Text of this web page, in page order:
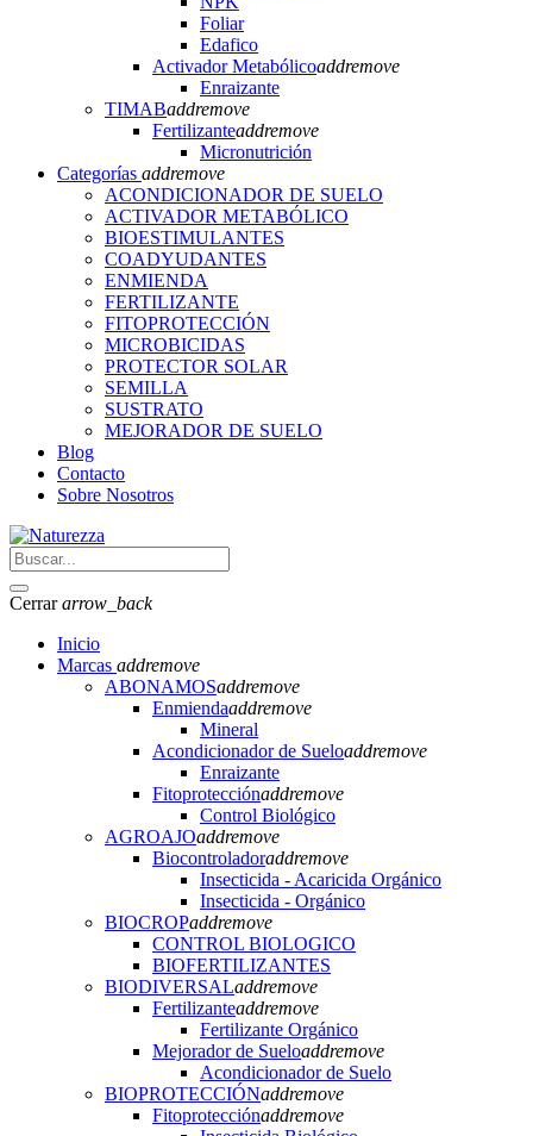
Foliar
Edafico
Activador Metabólicoaddremove
Enraizante
TIMABaddremove
Fertilizanteaddremove
Micronutrición
Categorías addremove
ACONDICIONADOR DE SUELO
ACTIVADOR METABÓLICO
BIOESTIMULANTES
COADYUDANTES
ENMIENDA
FERTILIZANTE
FITOPROTECCIÓN
MICROBICIDAS
PROTECTOR SOLAR
SEMILLA
SUSTRATO
MEJORADOR DE SUELO
Blog
Contacto
Sobre Nosotros
Cerrararrow_back
Inicio
Marcas addremove
ABONAMOSaddremove
Enmiendaaddremove
Mineral
Acondicionador de Sueloaddremove
Enraizante
Fitoprotecciónaddremove
Control Biológico
AGROAJOaddremove
Biocontroladoraddremove
Insecticida - Acaricida Orgánico
Insecticida - Orgánico
BIOCROPaddremove
CONTROL BIOLOGICO
BIOFERTILIZANTES
BIODIVERSALaddremove
Fertilizanteaddremove
Fertilizante Orgánico
Mejorador de Sueloaddremove
Acondicionador de Suelo
BIOPROTECCIÓNaddremove
Fitoprotecciónaddremove